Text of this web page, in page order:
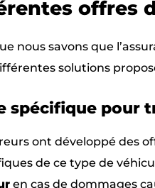
offres
nous savons que
solutions
spécifique pour
ont développé des
de ce type de
en cas de dommages